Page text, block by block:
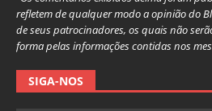
refletem de qualquer modo a opinião do
de seus patrocinadores, os quais não
forma pelas informações contidas nos
SIGA-NOS